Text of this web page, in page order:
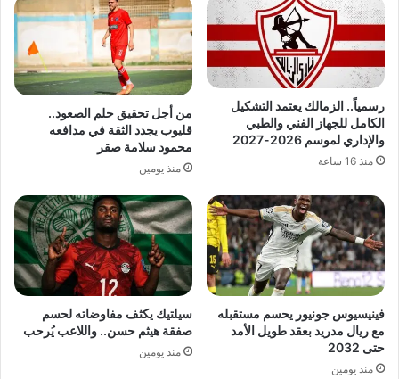
رسمياً.. الزمالك يعتمد التشكيل
الكامل للجهاز الفني والطبي
والإداري لموسم 2026-2027
منذ 16 ساعة
من أجل تحقيق حلم الصعود..
قليوب يجدد الثقة في مدافعه
محمود سلامة صقر
منذ يومين
فينيسيوس جونيور يحسم مستقبله
مع ريال مدريد بعقد طويل الأمد
حتى 2032
منذ يومين
سيلتيك يكثف مفاوضاته لحسم
صفقة هيثم حسن.. واللاعب يُرحب
منذ يومين